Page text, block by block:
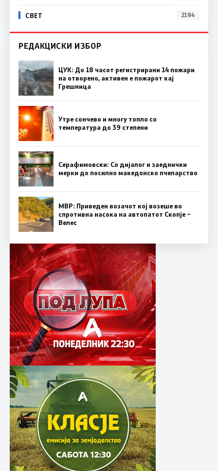
СВЕТ 2194
РЕДАКЦИСКИ ИЗБОР
ЦУК: До 18 часот регистрирани 14 пожари
на отворено, активен е пожарот кај
Грешница
Утре сончево и многу топло со
температура до 39 степени
Серафимовски: Со дијалог и заеднички
мерки до посилно македонско пчеларство
МВР: Приведен возачот кој возеше во
спротивна насока на автопатот Скопје –
Велес